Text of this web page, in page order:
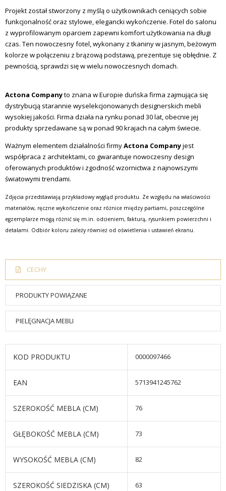
Projekt został stworzony z myślą o użytkownikach ceniących sobie
funkcjonalność oraz stylowe, elegancki wykończenie. Fotel do salonu
z wyprofilowanym oparciem zapewni komfort użytkowania na długi
czas. Ten nowoczesny fotel, wykonany z tkaniny w jasnym, beżowym
kolorze w połączeniu z brązową podstawą, prezentuje się obłędnie. Z
pewnością, sprawdzi się w wielu nowoczesnych domach.
Actona Companyto znana w Europie duńska firma zajmująca się
dystrybucją starannie wyselekcjonowanych designerskich mebli
wysokiej jakości. Firma działa na rynku ponad 30 lat, obecnie jej
produkty sprzedawane są w ponad 90 krajach na całym świecie.
Ważnym elementem działalności firmyActona Companyjest
współpraca z architektami, co gwarantuje nowoczesny design
oferowanych produktów i zgodność wzornictwa z najnowszymi
światowymi trendami.
Zdjęcia przedstawiają przykładowy wygląd produktu. Ze względu na właściwości
materiałów, ręczne wykończenie oraz różnice między partiami, poszczególne
egzemplarze mogą różnić się m.in. odcieniem, fakturą, rysunkiem powierzchni i
detalami. Odbiór koloru zależy również od oświetlenia i ustawień ekranu.
CECHY
PRODUKTY POWIĄZANE
PIELĘGNACJA MEBLI
KOD PRODUKTU 0000097466
EAN 5713941245762
SZEROKOŚĆ MEBLA (CM) 76
GŁĘBOKOŚĆ MEBLA (CM) 73
WYSOKOŚĆ MEBLA (CM) 82
SZEROKOŚĆ SIEDZISKA (CM) 63